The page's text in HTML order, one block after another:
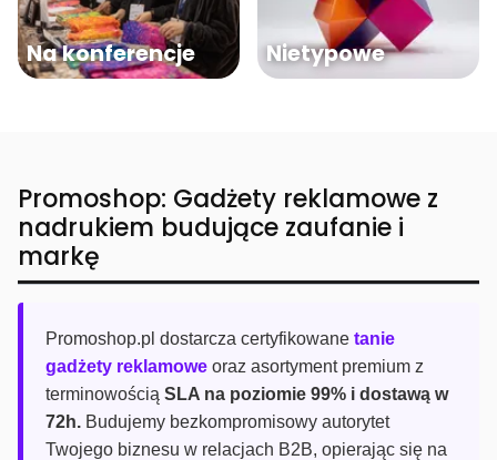
Na konferencje Nietypowe
Promoshop: Gadżety reklamowe z
nadrukiem budujące zaufanie i
markę
Promoshop.pl dostarcza certyfikowane tanie
gadżety reklamowe oraz asortyment premium z
terminowością SLA na poziomie 99% i dostawą w
72h. Budujemy bezkompromisowy autorytet
Twojego biznesu w relacjach B2B, opierając się na